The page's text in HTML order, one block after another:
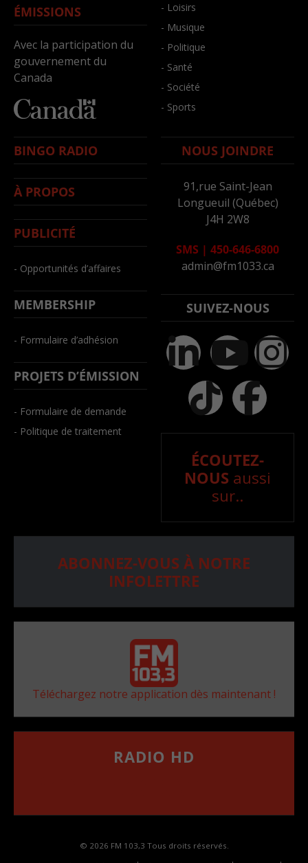
ÉMISSIONS
Avec la participation du
gouvernement du
Canada
- Loisirs
- Musique
- Politique
- Santé
- Société
- Sports
BINGO RADIO
À PROPOS
PUBLICITÉ
- Opportunités d’affaires
MEMBERSHIP
- Formulaire d’adhésion
PROJETS D’ÉMISSION
- Formulaire de demande
- Politique de traitement
NOUS JOINDRE
91,rue Saint-Jean
Longueuil (Québec)
J4H 2W8
SMS | 450-646-6800
admin@fm1033.ca
SUIVEZ-NOUS
ÉCOUTEZ-
NOUS aussi
sur..
ABONNEZ-VOUS À NOTRE
INFOLETTRE
Téléchargez notre application dès maintenant !
RADIO HD
© 2026 FM 103,3 Tous droits réservés.